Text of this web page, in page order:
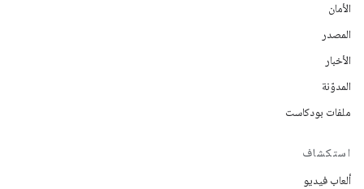
الأمان
المصدر
الأخبار
المدوّنة
ملفات بودكاست
استكشاف
ألعاب فيديو